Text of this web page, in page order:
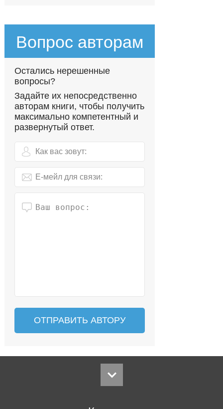
Вопрос авторам
Остались нерешенные
вопросы?
Задайте их непосредственно
авторам книги, чтобы получить
максимально компетентный и
развернутый ответ.